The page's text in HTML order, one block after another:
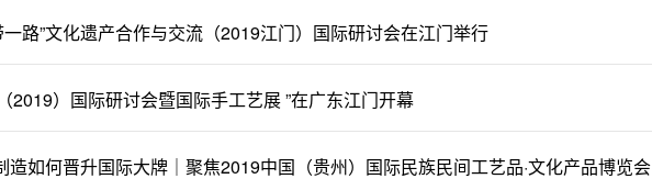
一路”文化遗产合作与交流（2019江门）国际研讨会在江门举行
2019）国际研讨会暨国际手工艺展 ”在广东江门开幕
造如何晋升国际大牌｜聚焦2019中国（贵州）国际民族民间工艺品·文化产品博览会